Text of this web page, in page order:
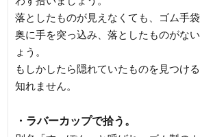
落としたものが見えなくても、ゴム手
奥に手を突っ込み、落としたものがな
ょう。
もしかしたら隠れていたものを見つけ
知れません。
・ラバーカップで拾う。